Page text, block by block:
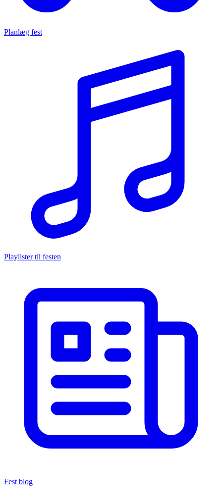
Planlæg fest
Playlister til festen
Fest blog